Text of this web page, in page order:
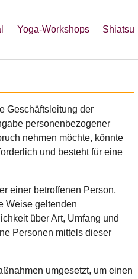
Yoga-Workshops Shiatsu
Geschäftsleitung der
personenbezogener
nehmen möchte, könnte
und besteht für eine
einer betroffenen Person,
Weise geltenden
über Art, Umfang und
Personen mittels dieser
umgesetzt, um einen